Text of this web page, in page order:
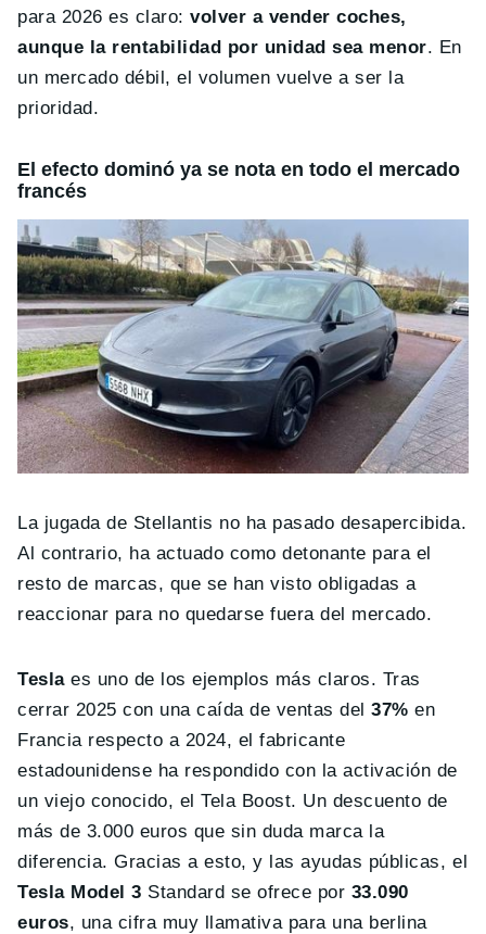
para 2026 es claro:volver a vender coches,
aunque la rentabilidad por unidad sea menor. En
un mercado débil, el volumen vuelve a ser la
prioridad.
El efecto dominó ya se nota en todo el mercado
francés
La jugada de Stellantis no ha pasado desapercibida.
Al contrario, ha actuado como detonante para el
resto de marcas, que se han visto obligadas a
reaccionar para no quedarse fuera del mercado.
Teslaes uno de los ejemplos más claros. Tras
cerrar 2025 con una caída de ventas del37% en
Francia respecto a 2024, el fabricante
estadounidense ha respondido con la activación de
un viejo conocido, el Tela Boost. Un descuento de
más de 3.000 euros que sin duda marca la
diferencia. Gracias a esto, y las ayudas públicas, el
Tesla Model 3 Standard se ofrece por 33.090
euros, una cifra muy llamativa para una berlina